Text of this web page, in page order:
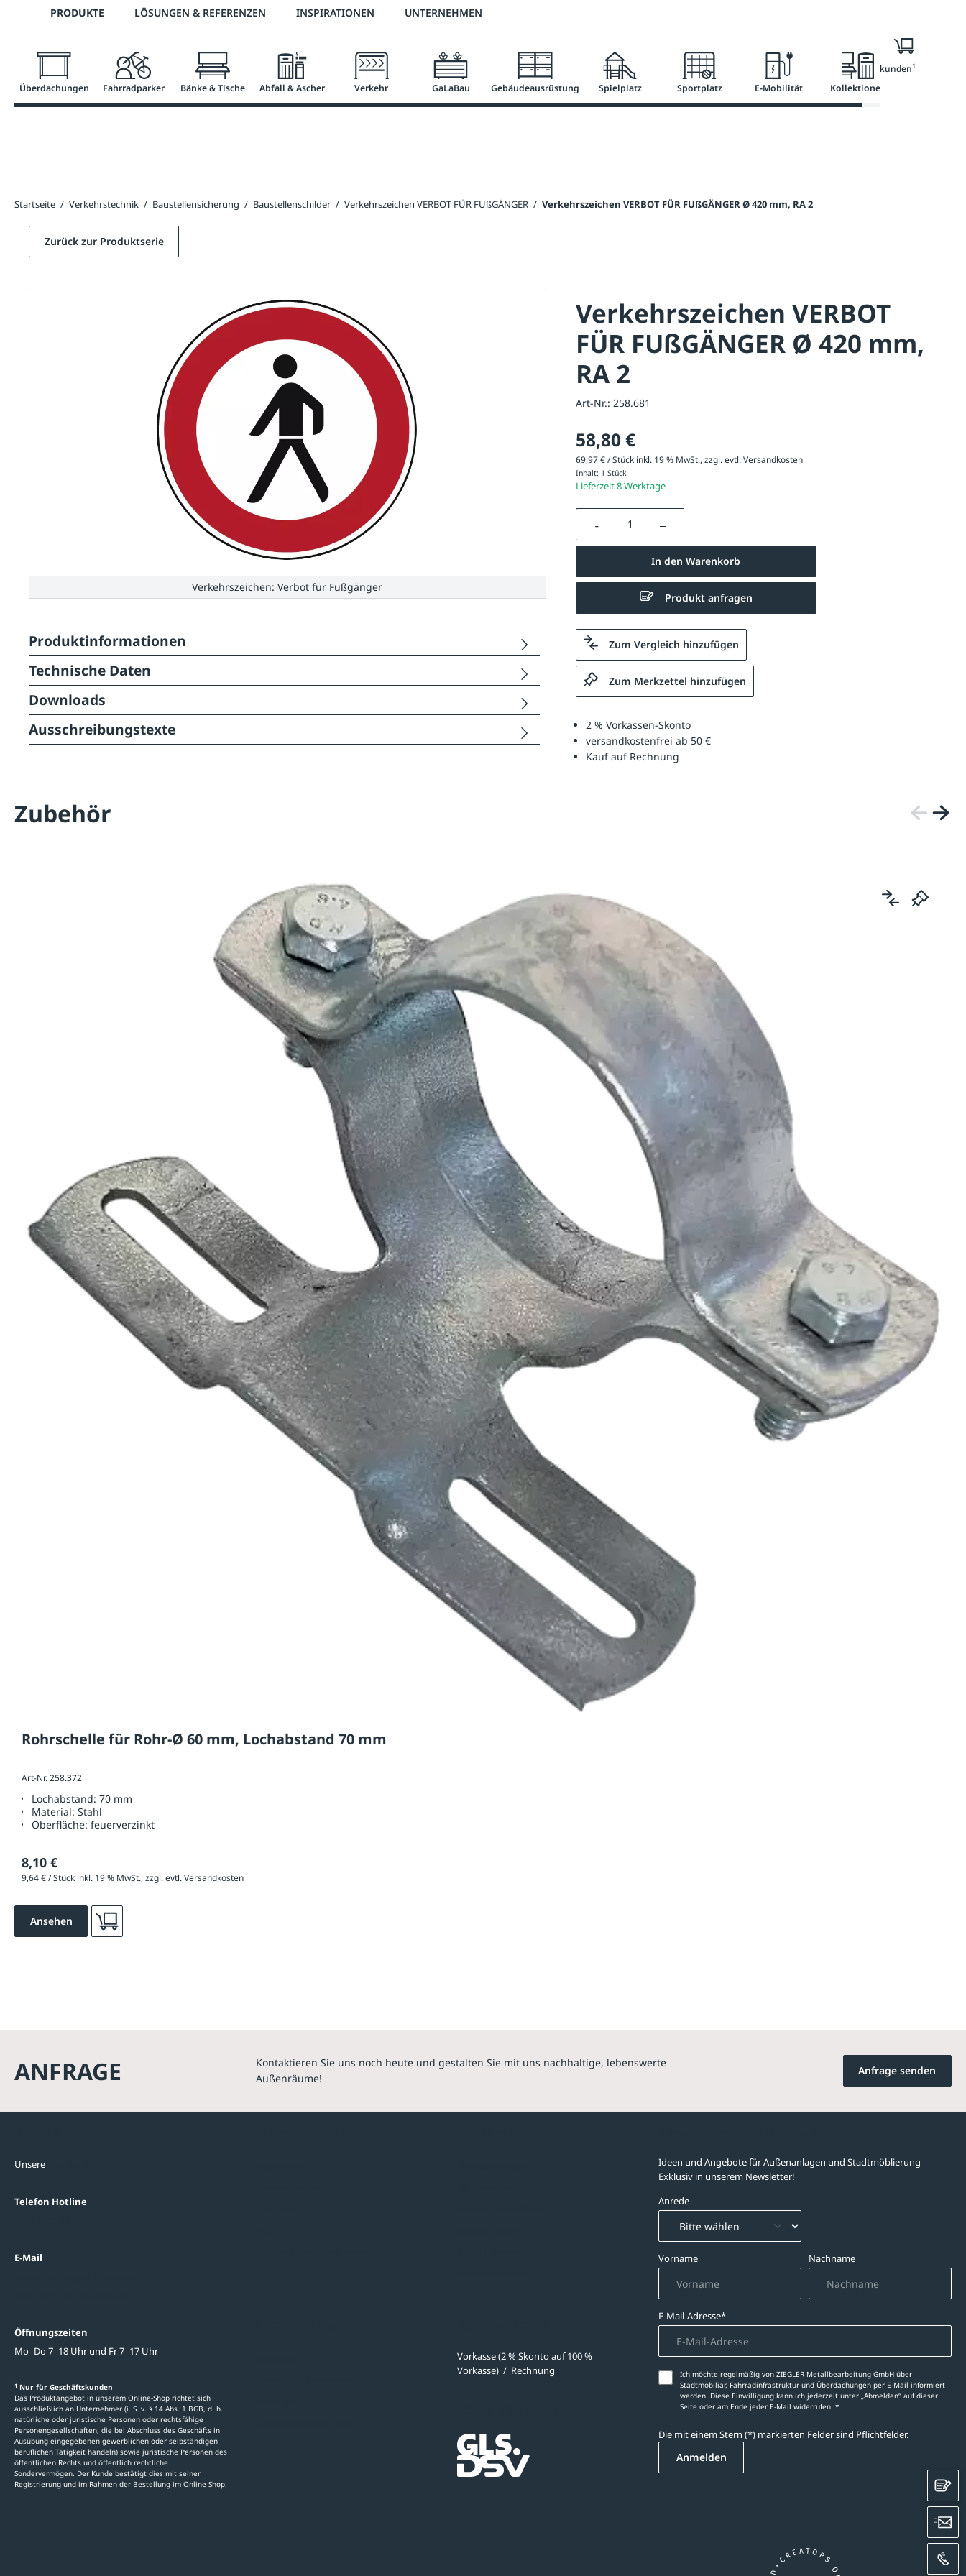
Zur Hauptnavigation springen
Telefon: 0800 / 100 49 02 2 % Vorkassen-Skonto versandkostenfrei ab 50 €
PRODUKTE LÖSUNGEN & REFERENZEN INSPIRATIONEN UNTERNEHMEN
Überdachungen Fahrradparker Bänke & Tische Abfall & Ascher Verkehr GaLaBau Gebäudeausrüstung Spielplatz Sportplatz E-Mobilität Kollektionen
Nur für Geschäftskunden1
Startseite / Verkehrstechnik / Baustellensicherung / Baustellenschilder / Verkehrszeichen VERBOT FÜR FUßGÄNGER / Verkehrszeichen VERBOT FÜR FUßGÄNGER Ø 420 mm, RA 2
Verkehrszeichen VERBOT
FÜR FUßGÄNGER Ø 420 mm,
RA 2
Art-Nr.: 258.681
58,80 €
69,97 € / Stück inkl. 19 % MwSt., zzgl. evtl.Versandkosten
Inhalt: 1 Stück
Lieferzeit 8 Werktage
Produkt Anzahl: Gib den gewünschten Wert ein oder
In den Warenkorb
Produkt anfragen
Zum Vergleich hinzufügen
Zum Merkzettel hinzufügen
2 % Vorkassen-Skonto
versandkostenfrei ab 50 €
Kauf auf Rechnung
Zurück zur Produktserie
Verkehrszeichen: Verbot für Fußgänger
Produktinformationen
Technische Daten
Downloads
Ausschreibungstexte
Zubehör
Rohrschelle für Rohr-Ø 60 mm, Lochabstand 70 mm
Art-Nr. 258.372
Lochabstand: 70 mm
Material: Stahl
Oberfläche: feuerverzinkt
8,10 €
9,64 € / Stück inkl. 19 % MwSt., zzgl. evtl. Versandkosten
Ansehen
ANFRAGE
Kontaktieren Sie uns noch heute und gestalten Sie mit uns nachhaltige, lebenswerte
Außenräume!
Anfrage senden
Unsere
Telefon Hotline
E-Mail
Öffnungszeiten
Mo–Do 7–18 Uhr und Fr 7–17 Uhr
1 Nur für Geschäftskunden
Das Produktangebot in unserem Online-Shop richtet sich
ausschließlich an Unternehmer (i. S. v. § 14 Abs. 1 BGB, d. h.
natürliche oder juristische Personen oder rechtsfähige
Personengesellschaften, die bei Abschluss des Geschäfts in
Ausübung eingegebenen gewerblichen oder selbständigen
beruflichen Tätigkeit handeln) sowie juristische Personen des
öffentlichen Rechts und öffentlich rechtliche
Sondervermögen. Der Kunde bestätigt dies mit seiner
Registrierung und im Rahmen der Bestellung im Online-Shop.
Vorkasse (2 % Skonto auf 100 %
Vorkasse) / Rechnung
Ideen und Angebote für Außenanlagen und Stadtmöblierung –
Exklusiv in unserem Newsletter!
Anrede
Vorname Nachname
E-Mail-Adresse*
Ich möchte regelmäßig von ZIEGLER Metallbearbeitung GmbH über
Stadtmobiliar, Fahrradinfrastruktur und Überdachungen per E-Mail informiert
werden. Diese Einwilligung kann ich jederzeit unter „Abmelden‘‘ auf dieser
Seite oder am Ende jeder E-Mail widerrufen. *
Die mit einem Stern (*) markierten Felder sind Pflichtfelder.
Anmelden